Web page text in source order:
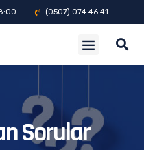
(0507) 074 46 41
Sorular